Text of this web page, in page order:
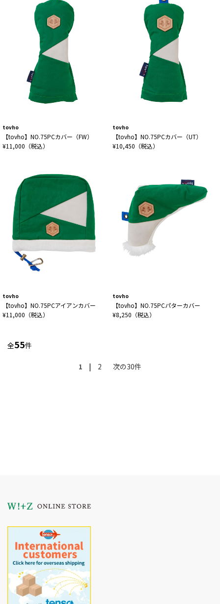
tovho
【tovho】NO.75PCカバー（FW）
¥11,000（税込）
tovho
【tovho】NO.75PCカバー（UT）
¥10,450（税込）
tovho
【tovho】NO.75PCアイアンカバー
¥11,000（税込）
tovho
【tovho】NO.75PCパターカバー
¥8,250（税込）
全55件
1 | 2 次の30件